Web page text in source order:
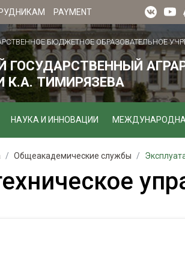
PAYMENT
БЮДЖЕТНОЕ ОБРАЗОВАТЕЛЬНОЕ
ГОСУДАРСТВЕННЫЙ
К.А. ТИМИРЯЗЕВА
НАУКА И ИННОВАЦИИ
Общеакадемические службы